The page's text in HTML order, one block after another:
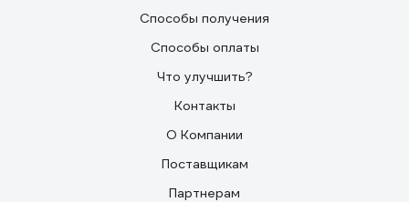
Способы получения
Способы оплаты
Что улучшить?
Контакты
О Компании
Поставщикам
Партнерам